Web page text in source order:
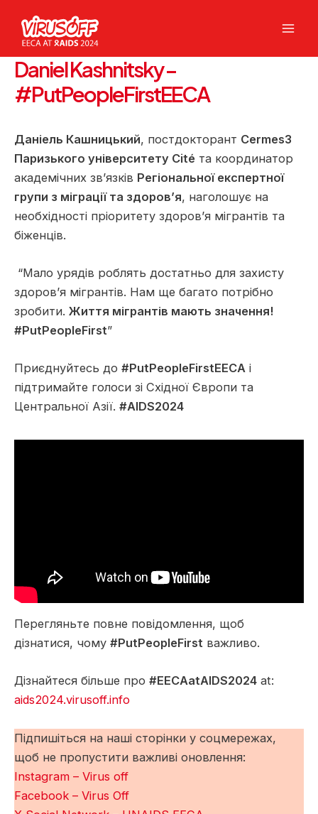
вмісту
Daniel Kashnitsky –
#PutPeopleFirstEECA
Даніель Кашницький, постдокторант Cermes3
Паризького університету Cité та координатор
академічних зв’язків Регіональної експертної
групи з міграції та здоров’я, наголошує на
необхідності пріоритету здоров’я мігрантів та
біженців.
“Мало урядів роблять достатньо для захисту
здоров’я мігрантів. Нам ще багато потрібно
зробити. Життя мігрантів мають значення!
#PutPeopleFirst”
Приєднуйтесь до #PutPeopleFirstEECA і
підтримайте голоси зі Східної Європи та
Центральної Азії. #AIDS2024
Перегляньте повне повідомлення, щоб
дізнатися, чому #PutPeopleFirst важливо.
Дізнайтеся більше про #EECAatAIDS2024 at:
aids2024.virusoff.info
Підпишіться на наші сторінки у соцмережах,
щоб не пропустити важливі оновлення:
Instagram – Virus off
Facebook – Virus Off